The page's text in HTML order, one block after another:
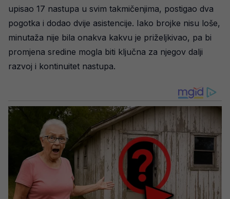
upisao 17 nastupa u svim takmičenjima, postigao dva
pogotka i dodao dvije asistencije. Iako brojke nisu loše,
minutaža nije bila onakva kakvu je priželjkivao, pa bi
promjena sredine mogla biti ključna za njegov dalji
razvoj i kontinuitet nastupa.